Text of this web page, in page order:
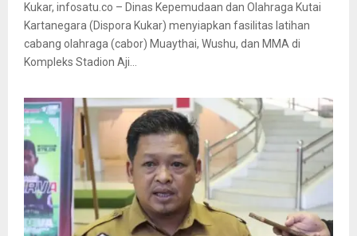
Kukar, infosatu.co – Dinas Kepemudaan dan Olahraga Kutai
Kartanegara (Dispora Kukar) menyiapkan fasilitas latihan
cabang olahraga (cabor) Muaythai, Wushu, dan MMA di
Kompleks Stadion Aji...